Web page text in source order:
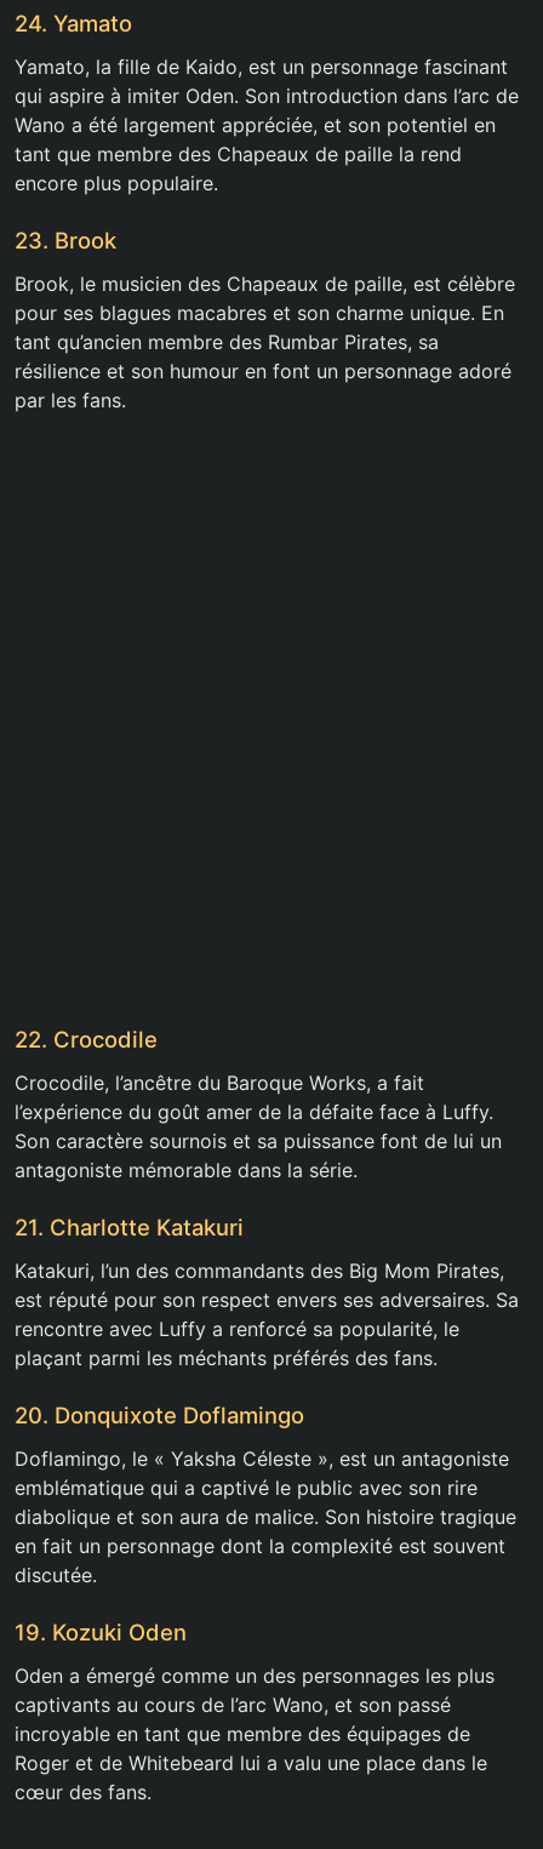
24. Yamato
Yamato, la fille de Kaido, est un personnage fascinant
qui aspire à imiter Oden. Son introduction dans l’arc de
Wano a été largement appréciée, et son potentiel en
tant que membre des Chapeaux de paille la rend
encore plus populaire.
23. Brook
Brook, le musicien des Chapeaux de paille, est célèbre
pour ses blagues macabres et son charme unique. En
tant qu’ancien membre des Rumbar Pirates, sa
résilience et son humour en font un personnage adoré
par les fans.
22. Crocodile
Crocodile, l’ancêtre du Baroque Works, a fait
l’expérience du goût amer de la défaite face à Luffy.
Son caractère sournois et sa puissance font de lui un
antagoniste mémorable dans la série.
21. Charlotte Katakuri
Katakuri, l’un des commandants des Big Mom Pirates,
est réputé pour son respect envers ses adversaires. Sa
rencontre avec Luffy a renforcé sa popularité, le
plaçant parmi les méchants préférés des fans.
20. Donquixote Doflamingo
Doflamingo, le « Yaksha Céleste », est un antagoniste
emblématique qui a captivé le public avec son rire
diabolique et son aura de malice. Son histoire tragique
en fait un personnage dont la complexité est souvent
discutée.
19. Kozuki Oden
Oden a émergé comme un des personnages les plus
captivants au cours de l’arc Wano, et son passé
incroyable en tant que membre des équipages de
Roger et de Whitebeard lui a valu une place dans le
cœur des fans.